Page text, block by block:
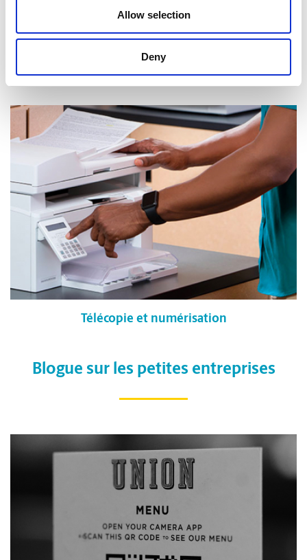
Allow selection
Deny
Télécopie et numérisation
Blogue sur les petites entreprises